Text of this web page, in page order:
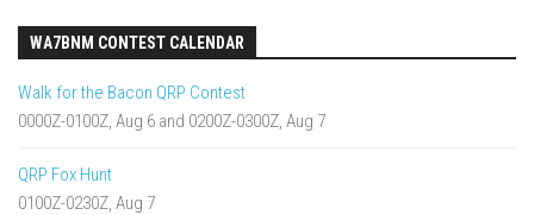
WA7BNM CONTEST CALENDAR
Walk for the Bacon QRP Contest
0000Z-0100Z, Aug 6 and 0200Z-0300Z, Aug 7
QRP Fox Hunt
0100Z-0230Z, Aug 7